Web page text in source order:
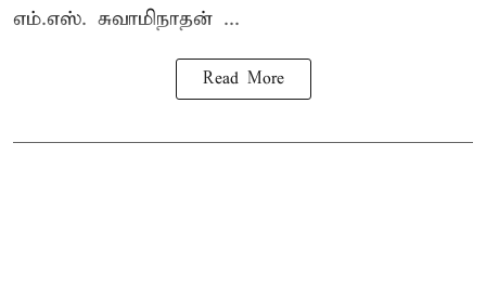
எம்.எஸ். சுவாமிநாதன் ...
Read More